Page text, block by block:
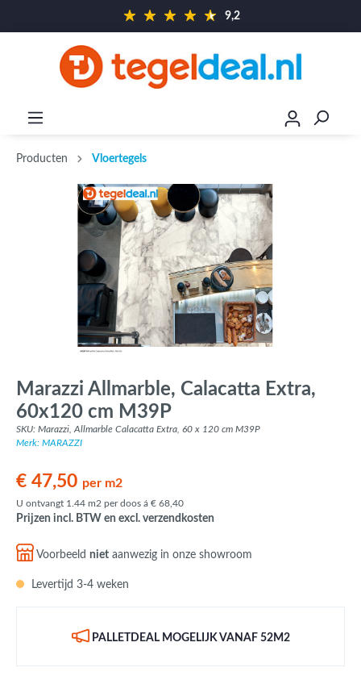
9,2
Producten Vloertegels
Marazzi Allmarble, Calacatta Extra,
60x120 cm M39P
SKU: Marazzi, Allmarble Calacatta Extra, 60 x 120 cm M39P
Merk: MARAZZI
€ 47,50 per m2
U ontvangt 1.44 m2 per doos á € 68,40
Prijzen incl. BTW en excl. verzendkosten
Voorbeeld niet aanwezig in onze showroom
Levertijd 3-4 weken
PALLETDEAL MOGELIJK VANAF 52M2